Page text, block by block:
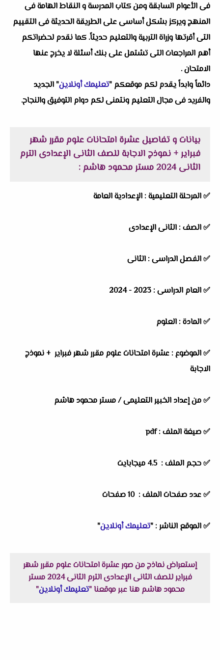
فى الأعوام السابقة ومن كتاب المدرسة و النقاط الهامة فى
المنهج ويركز بشكل أساسى على الطريقة الحديثة فى التقييم
التى أقرتها وزراة التربية والتعليم حديثاً. كما نقدم لحضراتكم
أهم المراجعات التى تشتمل على بنك أسئلة لا يخرج عنها
الامتحان .
دائماً وابداً يقدم لكم موقعكم "تعليمك أونلاين" الجديد
والفريد فى مجال التعليم ونتمنى لكم دوام التوفيق والنجاح.
بيانات و تفاصيل عشرة امتحانات علوم مقرر شهر
فبراير + نموذج الاجابة للصف الثانى الإعدادى الترم
الثانى 2024 مستر محمود هاشم :
✅ المرحلة التعليمية : الإعدادية العامة
✅ الصف : الثانى الإعدادى
✅ الفصل الدراسى : الثانى
✅ العام الدراسى : 2023 - 2024
✅ المادة : العلوم
✅ الموضوع : عشرة امتحانات علوم مقرر شهر فبراير + نموذج
الاجابة
✅ من إعداد الخبير التعليمى /مستر محمود هاشم
✅ صيغة الملف : pdf
✅ حجم الملف : 4.5 ميجابايت
✅ عدد صفحات الملف : 10 صفحات
✅ الموقع الناشر : "تعليمك أونلاين"
إستعراض نماذج من صور عشرة امتحانات علوم مقرر شهر
فبراير للصف الثانى الإعدادى الترم الثانى 2024 مستر
محمود هاشم هنا عبر موقعنا "تعليمك أونلاين"